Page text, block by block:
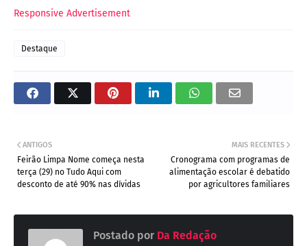
Responsive Advertisement
Destaque
MAIS RECENTES
Cronograma com programas de
alimentação escolar é debatido
por agricultores familiares
ANTIGOS
Feirão Limpa Nome começa nesta
terça (29) no Tudo Aqui com
desconto de até 90% nas dívidas
Postado por Da Redação